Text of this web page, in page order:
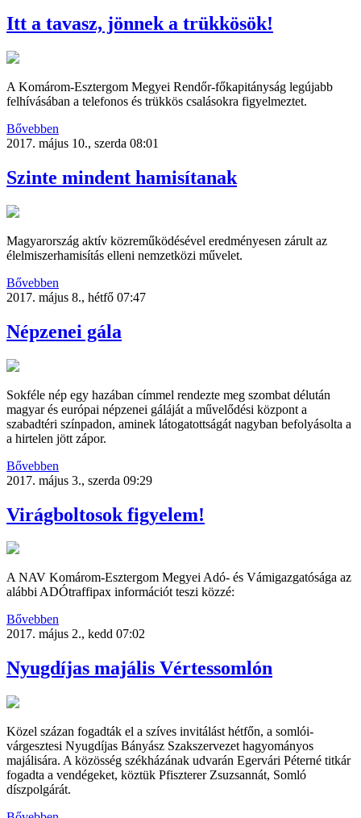
Itt a tavasz, jönnek a trükkösök!
A Komárom-Esztergom Megyei Rendőr-főkapitányság legújabb
felhívásában a telefonos és trükkös csalásokra figyelmeztet.
Bővebben
2017. május 10., szerda 08:01
Szinte mindent hamisítanak
Magyarország aktív közreműködésével eredményesen zárult az
élelmiszerhamisítás elleni nemzetközi művelet.
Bővebben
2017. május 8., hétfő 07:47
Népzenei gála
Sokféle nép egy hazában címmel rendezte meg szombat délután
magyar és európai népzenei gáláját a művelődési központ a
szabadtéri színpadon, aminek látogatottságát nagyban befolyásolta a
a hirtelen jött zápor.
Bővebben
2017. május 3., szerda 09:29
Virágboltosok figyelem!
A NAV Komárom-Esztergom Megyei Adó- és Vámigazgatósága az
alábbi ADÓtraffipax információt teszi közzé:
Bővebben
2017. május 2., kedd 07:02
Nyugdíjas majális Vértessomlón
Közel százan fogadták el a szíves invitálást hétfőn, a somlói-
várgesztesi Nyugdíjas Bányász Szakszervezet hagyományos
majálisára. A közösség székházának udvarán Egervári Péterné titkár
fogadta a vendégeket, köztük Pfiszterer Zsuzsannát, Somló
díszpolgárát.